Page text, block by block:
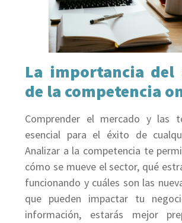
La importancia del
de la competencia
Comprender el mercado y las
esencial para el éxito de
Analizar a la competencia te
cómo se mueve el sector, qué
funcionando y cuáles son las
que pueden impactar tu
información, estarás mejor